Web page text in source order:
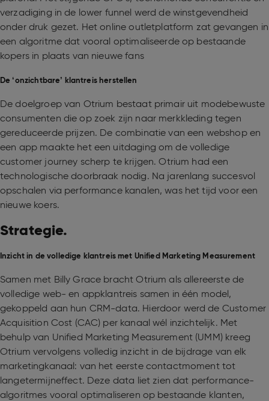
verzadiging in de lower funnel werd de winstgevendheid
onder druk gezet. Het online outletplatform zat gevangen in
een algoritme dat vooral optimaliseerde op bestaande
kopers in plaats van nieuwe fans
De ‘onzichtbare’ klantreis herstellen
De doelgroep van Otrium bestaat primair uit modebewuste
consumenten die op zoek zijn naar merkkleding tegen
gereduceerde prijzen. De combinatie van een webshop en
een app maakte het een uitdaging om de volledige
customer journey scherp te krijgen. Otrium had een
technologische doorbraak nodig. Na jarenlang succesvol
opschalen via performance kanalen, was het tijd voor een
nieuwe koers.
Strategie.
Inzicht in de volledige klantreis met Unified Marketing Measurement
Samen met Billy Grace bracht Otrium als allereerste de
volledige web- en appklantreis samen in één model,
gekoppeld aan hun CRM-data. Hierdoor werd de Customer
Acquisition Cost (CAC) per kanaal wél inzichtelijk. Met
behulp van Unified Marketing Measurement (UMM) kreeg
Otrium vervolgens volledig inzicht in de bijdrage van elk
marketingkanaal: van het eerste contactmoment tot
langetermijneffect. Deze data liet zien dat performance-
algoritmes vooral optimaliseren op bestaande klanten,